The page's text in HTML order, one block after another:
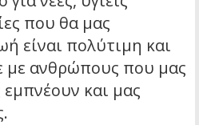
που θα μας
είναι πολύτιμη και
με ανθρώπους που μας
και μας